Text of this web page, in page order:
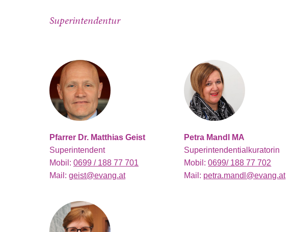
Superintendentur
Pfarrer Dr. Matthias Geist
Superintendent
Mobil: 0699 / 188 77 701
Mail: geist@evang.at
Petra Mandl MA
Superintendentialkuratorin
Mobil:0699/ 188 77 702
Mail: petra.mandl@evang.at